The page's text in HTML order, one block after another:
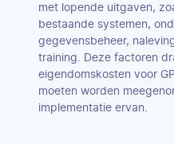
met lopende uitgaven,
bestaande systemen,
gegevensbeheer,
training. Deze factoren
eigendomskosten voor
moeten worden
implementatie ervan.